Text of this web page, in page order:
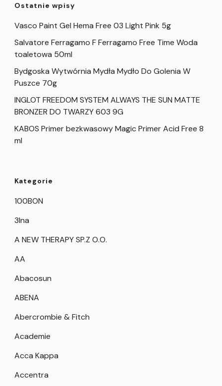
Ostatnie wpisy
Vasco Paint Gel Hema Free 03 Light Pink 5g
Salvatore Ferragamo F Ferragamo Free Time Woda
toaletowa 50ml
Bydgoska Wytwórnia Mydła Mydło Do Golenia W
Puszce 70g
INGLOT FREEDOM SYSTEM ALWAYS THE SUN MATTE
BRONZER DO TWARZY 603 9G
KABOS Primer bezkwasowy Magic Primer Acid Free 8
ml
Kategorie
100BON
3Ina
A NEW THERAPY SP.Z O.O.
AA
Abacosun
ABENA
Abercrombie & Fitch
Academie
Acca Kappa
Accentra